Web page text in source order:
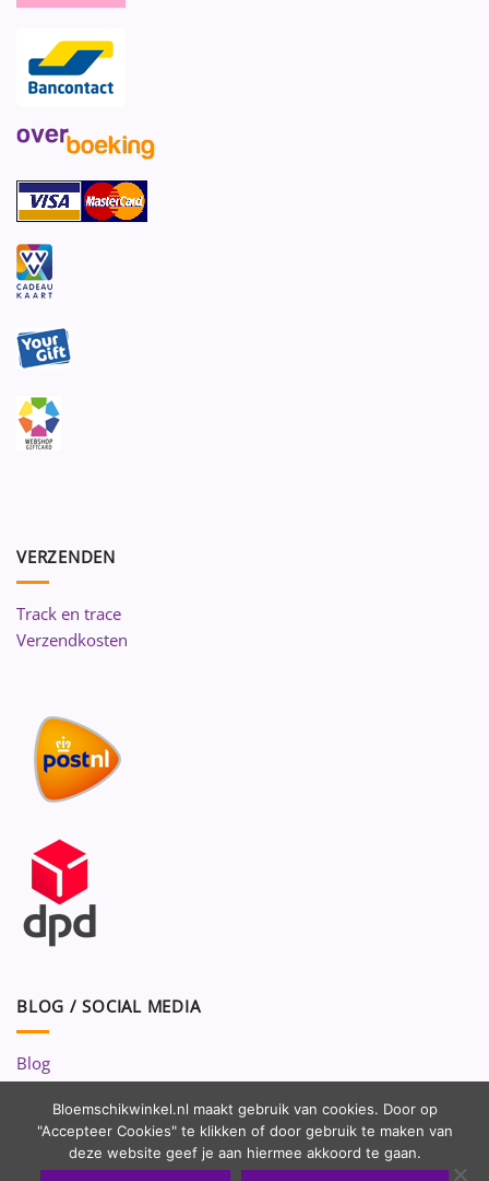
VERZENDEN
Track en trace
Verzendkosten
BLOG / SOCIAL MEDIA
Blog
Volg ons op:
Bloemschikwinkel.nl maakt gebruik van cookies. Door op
"Accepteer Cookies" te klikken of door gebruik te maken van
deze website geef je aan hiermee akkoord te gaan.